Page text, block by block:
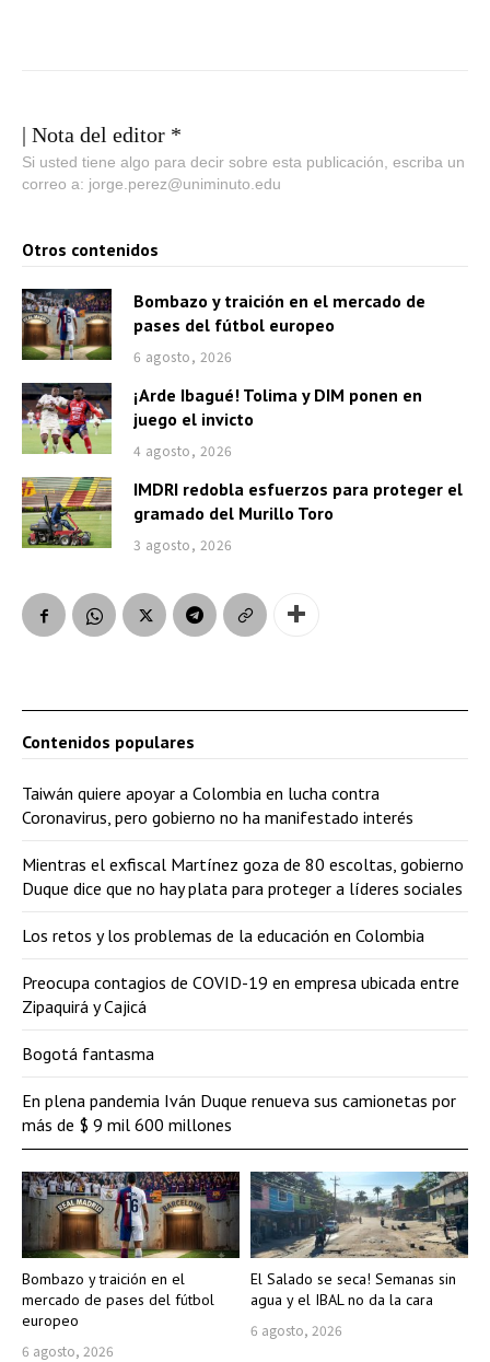
| Nota del editor *
Si usted tiene algo para decir sobre esta publicación, escriba un
correo a: jorge.perez@uniminuto.edu
Otros contenidos
Bombazo y traición en el mercado de
pases del fútbol europeo
6 agosto, 2026
¡Arde Ibagué! Tolima y DIM ponen en
juego el invicto
4 agosto, 2026
IMDRI redobla esfuerzos para proteger el
gramado del Murillo Toro
3 agosto, 2026
Bombazo y traición en el
mercado de pases del fútbol
europeo
6 agosto, 2026
El Salado se seca! Semanas sin
agua y el IBAL no da la cara
6 agosto, 2026
Contenidos populares
Taiwán quiere apoyar a Colombia en lucha contra
Coronavirus, pero gobierno no ha manifestado interés
Mientras el exfiscal Martínez goza de 80 escoltas, gobierno
Duque dice que no hay plata para proteger a líderes sociales
Los retos y los problemas de la educación en Colombia
Preocupa contagios de COVID-19 en empresa ubicada entre
Zipaquirá y Cajicá
Bogotá fantasma
En plena pandemia Iván Duque renueva sus camionetas por
más de $ 9 mil 600 millones